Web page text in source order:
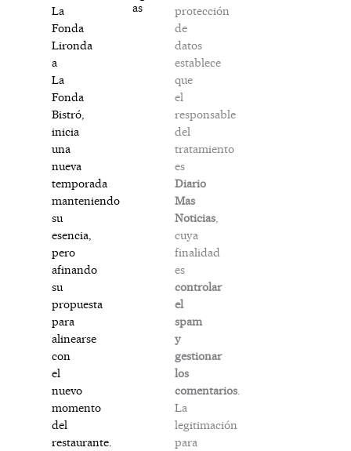
La
Fonda
Lironda
a
La
Fonda
Bistró,
inicia
una
nueva
temporada
manteniendo
su
esencia,
pero
afinando
su
propuesta
para
alinearse
con
el
nuevo
momento
del
restaurante.
as
protección
de
datos
establece
que
el
responsable
del
tratamiento
es
Diario
Mas
Noticias
cuya
finalidad
es
controlar
el
spam
y
gestionar
los
comentarios
La
legitimación
para